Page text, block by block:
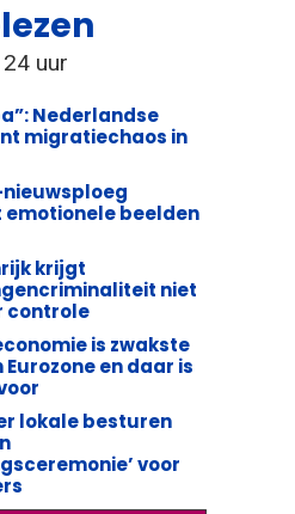
uur
Nederlandse
migratiechaos in
nieuwsploeg
emotionele beelden
krijgt
niet
controle
is zwakste
en daar is
lokale besturen
voor